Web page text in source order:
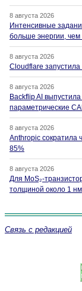
8 августа 2026
Интенсивные
больше энергии, чем
8 августа 2026
Cloudflare
8 августа 2026
Backflip AI
параметрические
8 августа 2026
Anthropic сократила
85%
8 августа 2026
Для MoS₂-
толщиной около 1 нм
Связь с редакцией